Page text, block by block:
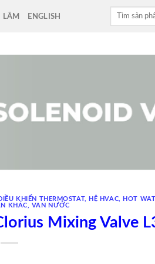
LÃM ENGLISH
Tìm
KHIỂN THERMOSTAT, HỆ HVAC, HOT
KHÁC, VAN NƯỚC
Mixing Valve